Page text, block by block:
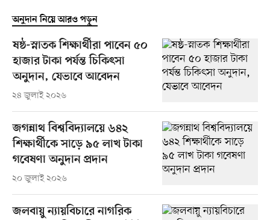
অনুদান নিয়ে আরও পড়ুন
ষষ্ঠ-স্নাতক শিক্ষার্থীরা পাবেন ৫০
হাজার টাকা পর্যন্ত চিকিৎসা
অনুদান, যেভাবে আবেদন
২৪ জুলাই ২০২৬
জগন্নাথ বিশ্ববিদ্যালয়ে ৬৪২
শিক্ষার্থীকে সাড়ে ৯৫ লাখ টাকা
গবেষণা অনুদান প্রদান
২০ জুলাই ২০২৬
জলবায়ু ন্যায়বিচারে নাগরিক